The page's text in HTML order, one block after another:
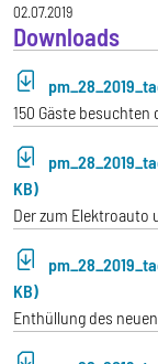
02.07.2019
Downloads
150 Gäste besuchten
KB)
Der zum Elektroauto
KB)
Enthüllung des